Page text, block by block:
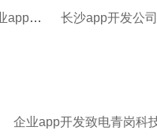
企业app开发者账号申请,苹果企业app开发者账号申请流程
企业app开发致电青岗科